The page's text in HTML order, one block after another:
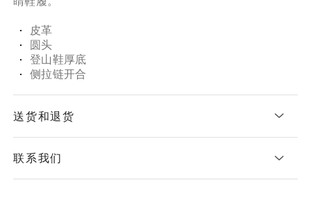
皮革
圆头
登山鞋厚底
侧拉链开合
送货和退货
联系我们